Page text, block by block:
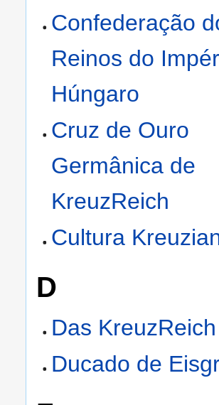
Confederação
Reinos do
Húngaro
Cruz de Ouro
Germânica de
KreuzReich
Cultura
D
Das KreuzReich
Ducado de